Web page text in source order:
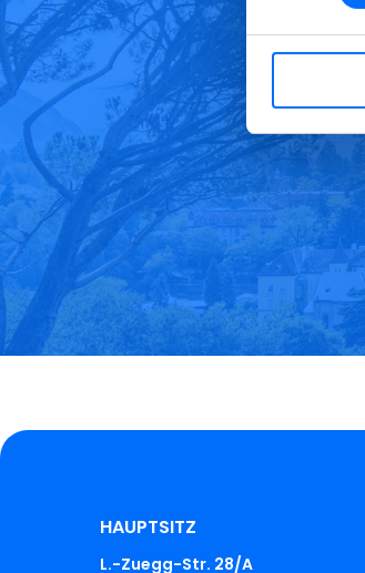
HAUPTSITZ
L.-Zuegg-Str. 28/A